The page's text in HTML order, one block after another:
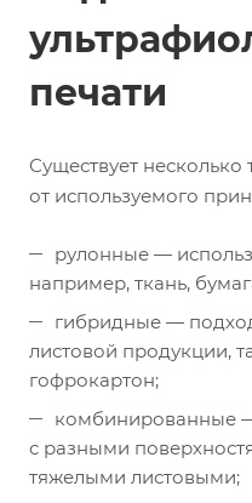
печати
Существует несколько
от используемого
рулонные —
например, ткань,
гибридные —
листовой продукции,
гофрокартон;
комбинированные
с разными
тяжелыми листовыми;